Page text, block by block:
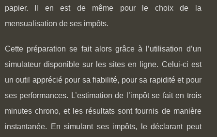
papier. Il en est de même pour le choix de la
mensualisation de ses impôts.
Cette préparation se fait alors grâce à l’utilisation d’un
simulateur disponible sur les sites en ligne. Celui-ci est
un outil apprécié pour sa fiabilité, pour sa rapidité et pour
ses performances. L’estimation de l’impôt se fait en trois
minutes chrono, et les résultats sont fournis de manière
instantanée. En simulant ses impôts, le déclarant peut